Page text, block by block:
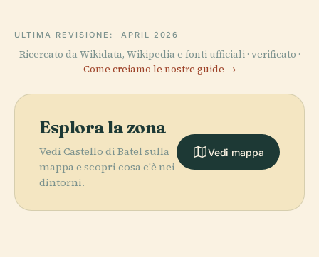
ULTIMA REVISIONE: APRIL 2026
Ricercato da Wikidata, Wikipedia e fonti ufficiali · verificato ·
Come creiamo le nostre guide →
Esplora la zona
Vedi Castello di Batel sulla
mappa e scopri cosa c'è nei
dintorni.
Vedi mappa